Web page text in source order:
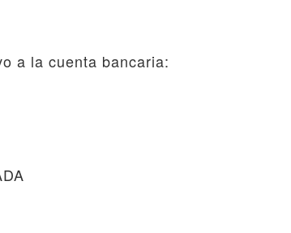
a la cuenta bancaria: